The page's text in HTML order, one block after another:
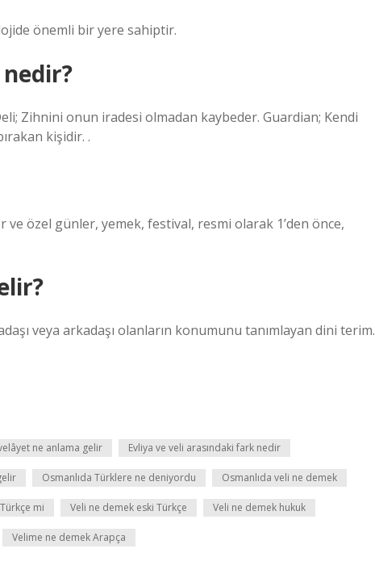
önemli bir yere sahiptir.
Zihnini onun iradesi olmadan kaybeder. Guardian; Kendi
kişidir. .
özel günler, yemek, festival, resmi olarak 1’den önce,
veya arkadaşı olanların konumunu tanımlayan dini terim.
ne anlama gelir Evliya ve veli arasındaki fark nedir
Osmanlıda Türklere ne deniyordu Osmanlıda veli ne demek
mi Veli ne demek eski Türkçe Veli ne demek hukuk
Velime ne demek Arapça